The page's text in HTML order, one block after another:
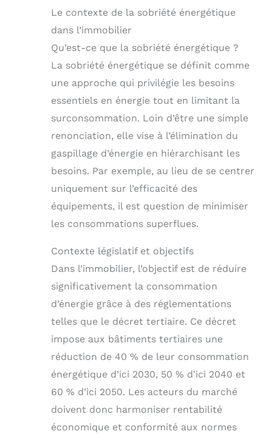
Le contexte de la sobriété énergétique
dans l’immobilier
Qu’est-ce que la sobriété énergétique ?
La sobriété énergétique se définit comme
une approche qui privilégie les besoins
essentiels en énergie tout en limitant la
surconsommation. Loin d’être une simple
renonciation, elle vise à l’élimination du
gaspillage d’énergie en hiérarchisant les
besoins. Par exemple, au lieu de se centrer
uniquement sur l’efficacité des
équipements, il est question de minimiser
les consommations superflues.
Contexte législatif et objectifs
Dans l’immobilier, l’objectif est de réduire
significativement la consommation
d’énergie grâce à des réglementations
telles que le décret tertiaire. Ce décret
impose aux bâtiments tertiaires une
réduction de 40 % de leur consommation
énergétique d’ici 2030, 50 % d’ici 2040 et
60 % d’ici 2050. Les acteurs du marché
doivent donc harmoniser rentabilité
économique et conformité aux normes